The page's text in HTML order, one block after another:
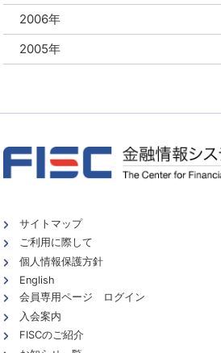
2006年
2005年
サイトマップ
ご利用に際して
個人情報保護方針
English
会員専用ページ ログイン
入会案内
FISCのご紹介